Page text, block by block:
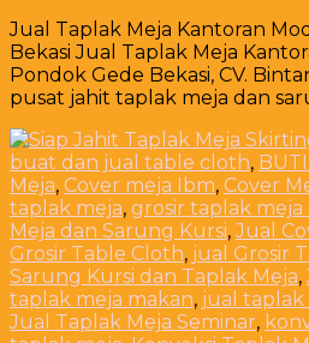
Jual Taplak Meja Kantoran
Bekasi Jual Taplak Meja
Pondok Gede Bekasi, CV.
pusat jahit taplak meja dan
buat dan jual table cloth,
Meja, Cover meja Ibm, Cover
taplak meja, grosir taplak meja
Meja dan Sarung Kursi,Jual
Grosir Table Cloth, jual Grosir
Sarung Kursi dan Taplak Meja,
taplak meja makan, jual taplak
Jual Taplak Meja Seminar,